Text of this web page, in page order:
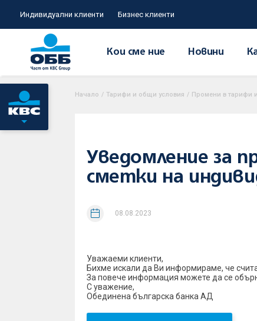
Индивидуални клиенти Бизнес клиенти
Кои сме ние Новини
Начало / Тарифи и общи условия / Промени в тарифи
Уведомление за
сметки на
08.08.2023
Уважаеми клиенти,
Бихме искали да Ви информираме, че
За повече информация можете да се
С уважение,
Обединена българска банка АД